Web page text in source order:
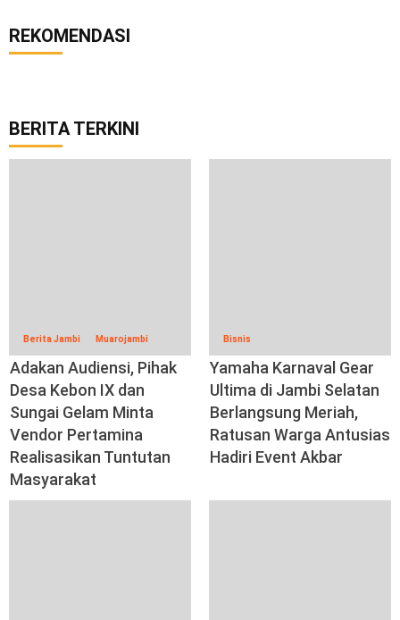
REKOMENDASI
BERITA TERKINI
Berita Jambi Muarojambi
Adakan Audiensi, Pihak
Desa Kebon IX dan
Sungai Gelam Minta
Vendor Pertamina
Realisasikan Tuntutan
Masyarakat
Bisnis
Yamaha Karnaval Gear
Ultima di Jambi Selatan
Berlangsung Meriah,
Ratusan Warga Antusias
Hadiri Event Akbar